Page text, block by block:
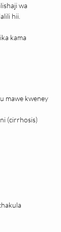
wa
hii.
kama
mawe kweney
(cirrhosis)